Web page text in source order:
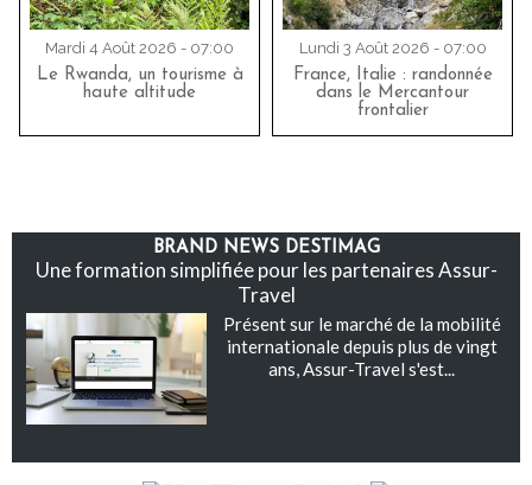
Mardi 4 Août 2026 - 07:00
Le Rwanda, un tourisme à
haute altitude
Lundi 3 Août 2026 - 07:00
France, Italie : randonnée
dans le Mercantour
frontalier
BRAND NEWS DESTIMAG
Une formation simplifiée pour les partenaires Assur-
Travel
Présent sur le marché de la mobilité
internationale depuis plus de vingt
ans, Assur-Travel s'est...